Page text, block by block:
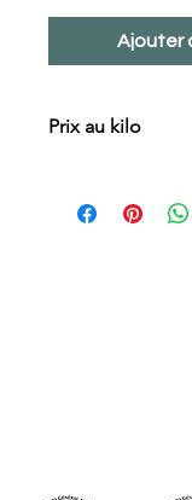
Ajouter
Prix au kilo